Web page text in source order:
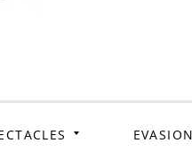
EVASION